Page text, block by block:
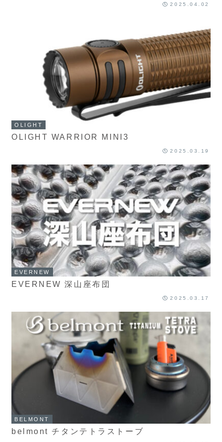
2025.04.02
OLIGHT
OLIGHT WARRIOR MINI3
2025.03.19
EVERNEW
EVERNEW 深山座布団
2025.03.17
BELMONT
belmont チタンテトラストーブ